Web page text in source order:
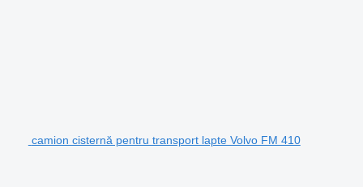
camion cisternă pentru transport lapte Volvo FM 410